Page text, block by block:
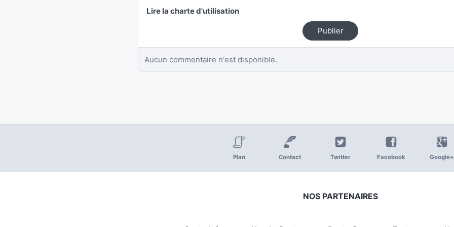
Lire la charte d'utilisation
Publier
Aucun commentaire n'est disponible.
Plan Contact Twitter Facebook Google+
NOS PARTENAIRES